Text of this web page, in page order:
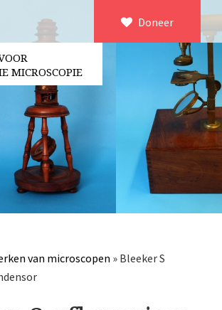
×
Home
Over ons
Contact
Bestuur
Vrijwilligers
Partners
Jaarverslagen
Microscopen
optische instrumenten
meetapparatuur
Doneer
MICROSCOPIE
van microscopen » Bleeker S